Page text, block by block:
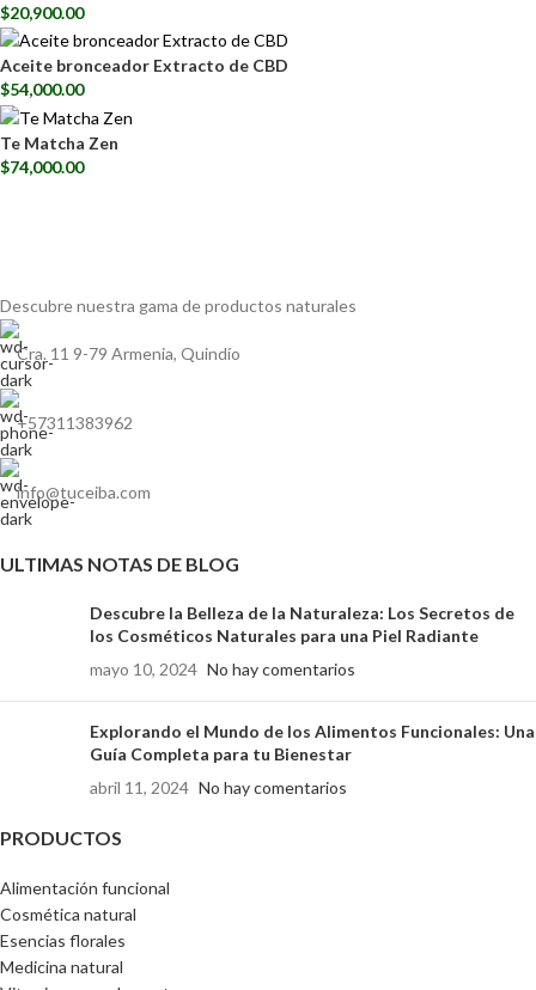
$20,900.00
Aceite bronceador Extracto de CBD
$54,000.00
Te Matcha Zen
$74,000.00
Descubre nuestra gama deproductos naturales
Cra. 11 9-79 Armenia, Quindío
+57311383962
info@tuceiba.com
ULTIMAS NOTAS DE BLOG
Descubre la Belleza de la Naturaleza: Los Secretos de
los Cosméticos Naturales para una Piel Radiante
mayo 10, 2024 No hay comentarios
Explorando el Mundo de los Alimentos Funcionales: Una
Guía Completa para tu Bienestar
abril 11, 2024 No hay comentarios
PRODUCTOS
Alimentación funcional
Cosmética natural
Esencias florales
Medicina natural